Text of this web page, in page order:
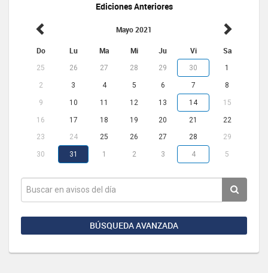
Ediciones Anteriores
Mayo 2021
Do Lu Ma Mi Ju Vi Sa
25 26 27 28 29 30 1
2 3 4 5 6 7 8
9 10 11 12 13 14 15
16 17 18 19 20 21
22
23
24 25 26 27 28 29
30 31 1 2 3 4 5
BÚSQUEDA AVANZADA